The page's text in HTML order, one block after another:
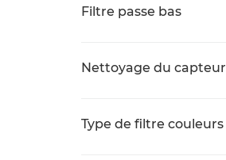
Filtre passe bas
Nettoyage du capteur
Type de filtre couleurs